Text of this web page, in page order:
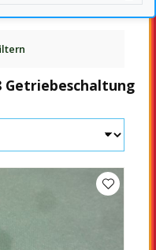
Getriebeschaltung